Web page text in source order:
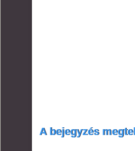
A bejegyzés